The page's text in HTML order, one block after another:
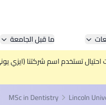
ما قبل الجامعة
احتيال تستخدم اسم شركتنا (ايزي
Lincoln
MSc in Dentistry